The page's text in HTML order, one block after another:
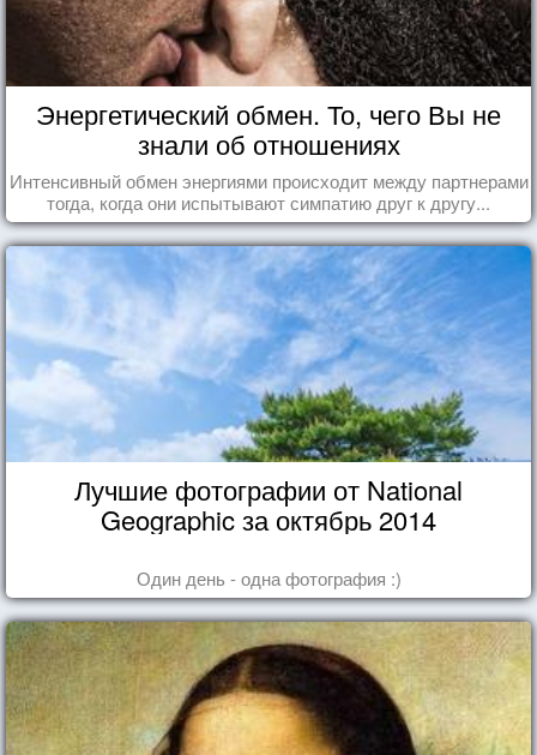
Энергетический обмен. То, чего Вы не
знали об отношениях
Интенсивный обмен энергиями происходит между партнерами
тогда, когда они испытывают симпатию друг к другу...
Лучшие фотографии от National
Geographic за октябрь 2014
Один день - одна фотография :)